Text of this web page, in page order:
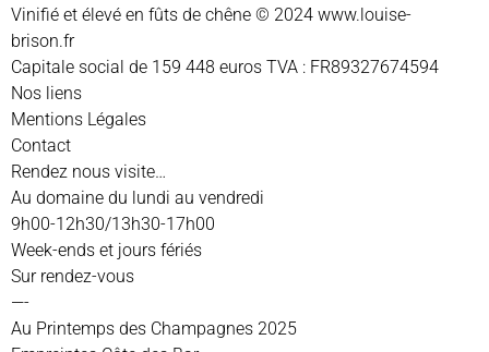
Vinifié et élevé en fûts de chêne © 2024 www.louise-
brison.fr
Capitale social de 159 448 euros TVA : FR89327674594
Nos liens
Mentions Légales
Contact
Rendez nous visite…
Au domaine du lundi au vendredi
9h00-12h30/13h30-17h00
Week-ends et jours fériés
Sur rendez-vous
—-
Au Printemps des Champagnes 2025